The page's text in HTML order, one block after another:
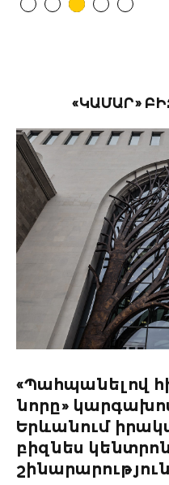
ԽԱՌԸ
«ԿԱՄԱՐ»
«Պահպանելով
նորը»
Երևանում
բիզնես